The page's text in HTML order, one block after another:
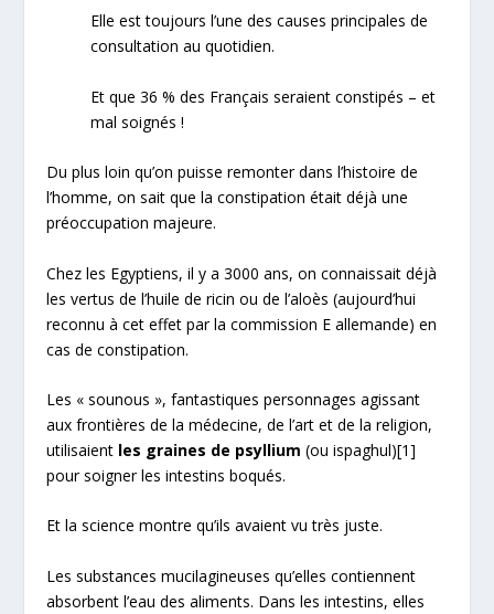
Elle est toujours l’une des causes principales de
consultation au quotidien.
Et que 36 % des Français seraient constipés – et
mal soignés !
Du plus loin qu’on puisse remonter dans l’histoire de
l’homme, on sait que la constipation était déjà une
préoccupation majeure.
Chez les Egyptiens, il y a 3000 ans, on connaissait déjà
les vertus de l’huile de ricin ou de l’aloès (aujourd’hui
reconnu à cet effet par la commission E allemande) en
cas de constipation.
Les « sounous », fantastiques personnages agissant
aux frontières de la médecine, de l’art et de la religion,
utilisaient les graines de psyllium(ou ispaghul)[1]
pour soigner les intestins boqués.
Et la science montre qu’ils avaient vu très juste.
Les substances mucilagineuses qu’elles contiennent
absorbent l’eau des aliments. Dans les intestins, elles